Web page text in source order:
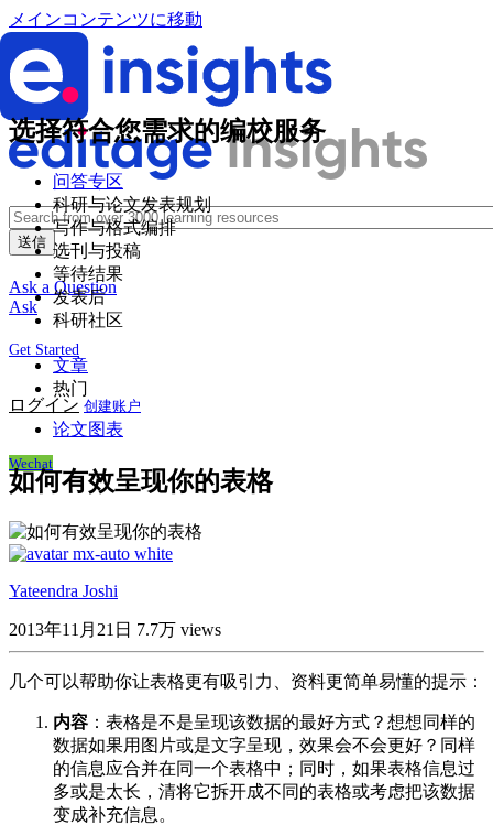
メインコンテンツに移動
Ask a Question
Ask
Get Started
ログイン 创建账户
Wechat
选择符合您需求的编校服务
问答专区
科研与论文发表规划
写作与格式编排
选刊与投稿
等待结果
发表后
科研社区
文章
热门
论文图表
如何有效呈现你的表格
Yateendra Joshi
2013年11月21日 7.7万 views
几个可以帮助你让表格更有吸引力、资料更简单易懂的提示：
内容 ：表格是不是呈现该数据的最好方式？想想同样的
数据如果用图片或是文字呈现，效果会不会更好？同样
的信息应合并在同一个表格中；同时，如果表格信息过
多或是太长，清将它拆开成不同的表格或考虑把该数据
变成补充信息。